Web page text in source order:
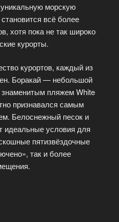
морскую
всё более
хотя пока не так широко
курорты.
курортов, каждый из
Боракай — небольшой
пляжем White
признавался самым
Белоснежный песок и
идеальные условия для
пятизвёздочные
так и более